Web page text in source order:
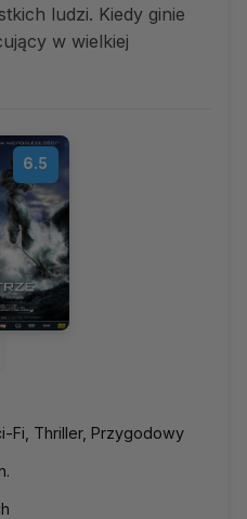
ludzi. Kiedy ginie
w wielkiej
6.5
Fi, Thriller, Przygodowy